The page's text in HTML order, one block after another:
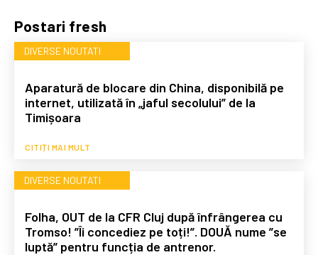
Postari fresh
DIVERSE NOUTATI
Aparatură de blocare din China, disponibilă pe
internet, utilizată în „jaful secolului” de la
Timișoara
CITIȚI MAI MULT
DIVERSE NOUTATI
Folha, OUT de la CFR Cluj după înfrângerea cu
Tromso! ”Îi concediez pe toți!”. DOUĂ nume ”se
luptă” pentru funcția de antrenor.